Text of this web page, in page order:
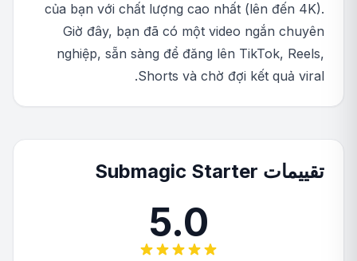
của bạn với chất lượng cao nhất (lên đến 4K).
Giờ đây, bạn đã có một video ngắn chuyên
nghiệp, sẵn sàng để đăng lên TikTok, Reels,
Shorts và chờ đợi kết quả viral.
تقييمات Submagic Starter
5.0